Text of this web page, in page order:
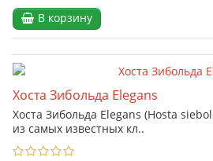
В корзину
Хоста Зибольда Elegans
Хоста Зибольда Elegans (Hosta
из самых известных кл..